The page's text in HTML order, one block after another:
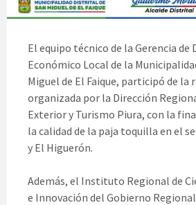
El equipo técnico de la Gerencia de
Económico Local de la
Miguel de El Faique, participó de la
organizada por la Dirección
Exterior y Turismo Piura, con la
la calidad de la paja toquilla en el
y El Higuerón.
Además, el Instituto Regional de
e Innovación del Gobierno